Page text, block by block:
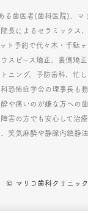
る歯医者(歯科医院)、マ
長によるセラミックス
ト予約で代々木・千駄
スピース矯正、裏側矯
ニング、予防歯科、忙
恐怖症学会の理事長も
や痛いのが嫌な方への
害の方でも安心して治
笑気麻酔や静脈内鎮静
© マリコ歯科クリニック